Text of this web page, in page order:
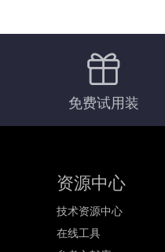
免费试用装
资源中心
技术资源中心
在线工具